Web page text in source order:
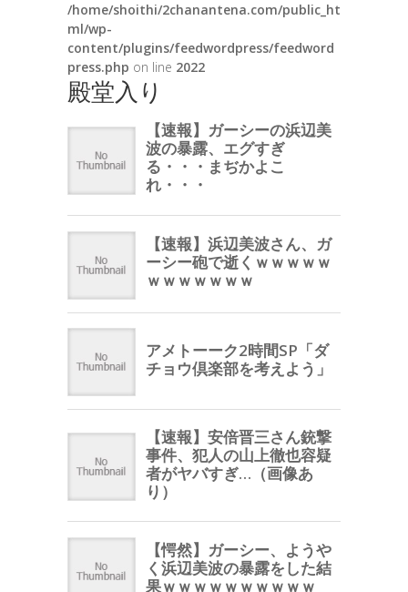
/home/shoithi/2chanantena.com/public_ht
ml/wp-
content/plugins/feedwordpress/feedword
press.php on line 2022
殿堂入り